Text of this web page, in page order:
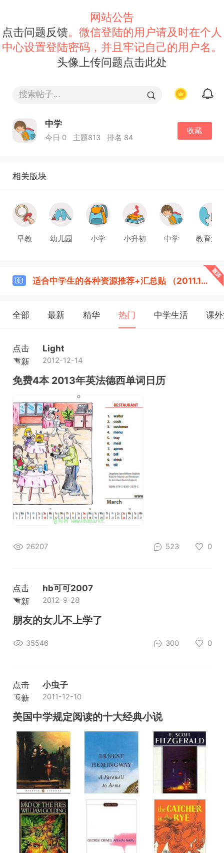
网站公告
点击问题反馈。微信登陆的用户请及时在个人
中心设置登陆密码，并且牢记自己的用户名。
头像上传问题点击此处
中学
今日 0 主题813 排名 84
收藏
相关版块
早教 幼儿园 小学 小升初 中学 教育观
顶Ⅰ 适合中学生的各种资源推荐+汇总贴 （2011.12.30 更新）
全部 最新 精华 热门 中学生活 课
点击
重新
加载
Light
2012-12-14
免费4本 2013年英法德西单词日历
26207 523 0
点击
重新
加载
hb可可2007
2012-9-28
朋友的女儿不上学了
35546 300 0
点击
重新
加载
小虫子
2011-12-10
美国中学规定阅读的十大经典小说